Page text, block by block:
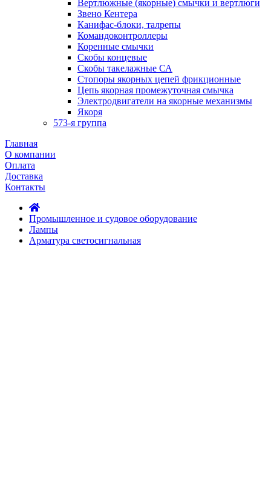
Вертлюжные (якорные) смычки и вертлюги
Звено Кентера
Канифас-блоки, талрепы
Командоконтроллеры
Коренные смычки
Скобы концевые
Скобы такелажные СА
Стопоры якорных цепей фрикционные
Цепь якорная промежуточная смычка
Электродвигатели на якорные механизмы
Якоря
573-я группа
Главная
О компании
Оплата
Доставка
Контакты
Промышленное и судовое оборудование
Лампы
Арматура светосигнальная